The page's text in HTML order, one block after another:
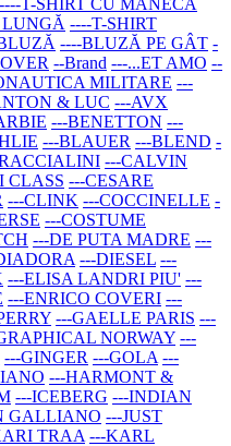
LUNGĂ ----T-SHIRT
----BLUZĂ PE GÂT -
--Brand ---...ET AMO --
MILITARE ---
& LUC ---AVX
---BENETTON ---
---BLAUER ---BLEND -
---CALVIN
CLASS ---CESARE
---CLINK ---COCCINELLE -
---COSTUME
---DE PUTA MADRE ---
---DIESEL ---
---ELISA LANDRI PIU' ---
---ENRICO COVERI ---
---GAELLE PARIS ---
NORWAY ---
---GINGER ---GOLA ---
---HARMONT &
---ICEBERG ---INDIAN
GALLIANO ---JUST
TRAA ---KARL